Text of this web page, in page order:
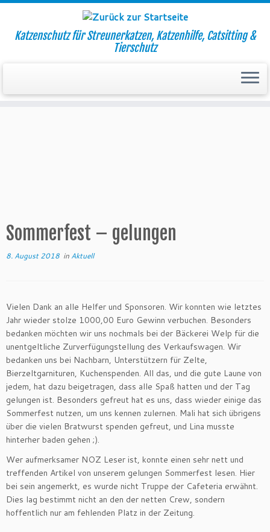
springen
Katzenschutz für Streunerkatzen, Katzenhilfe, Catsitting &
Tierschutz
Sommerfest – gelungen
8. August 2018 in Aktuell
Vielen Dank an alle Helfer und Sponsoren. Wir konnten wie letztes
Jahr wieder stolze 1000,00 Euro Gewinn verbuchen. Besonders
bedanken möchten wir uns nochmals bei der Bäckerei Welp für die
unentgeltliche Zurverfügungstellung des Verkaufswagen. Wir
bedanken uns bei Nachbarn, Unterstützern für Zelte,
Bierzeltgarnituren, Kuchenspenden. All das, und die gute Laune von
jedem, hat dazu beigetragen, dass alle Spaß hatten und der Tag
gelungen ist. Besonders gefreut hat es uns, dass wieder einige das
Sommerfest nutzen, um uns kennen zulernen. Mali hat sich übrigens
über die vielen Bratwurst spenden gefreut, und Lina musste
hinterher baden gehen ;).
Wer aufmerksamer NOZ Leser ist, konnte einen sehr nett und
treffenden Artikel von unserem gelungen Sommerfest lesen. Hier
bei sein angemerkt, es wurde nicht Truppe der Cafeteria erwähnt.
Dies lag bestimmt nicht an den der netten Crew, sondern
hoffentlich nur am fehlenden Platz in der Zeitung.